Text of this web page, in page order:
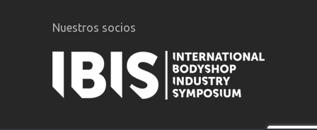
Nuestros socios